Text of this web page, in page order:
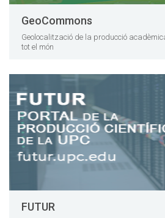
GeoCommons
Geolocalització de la producció
tot el món
FUTUR